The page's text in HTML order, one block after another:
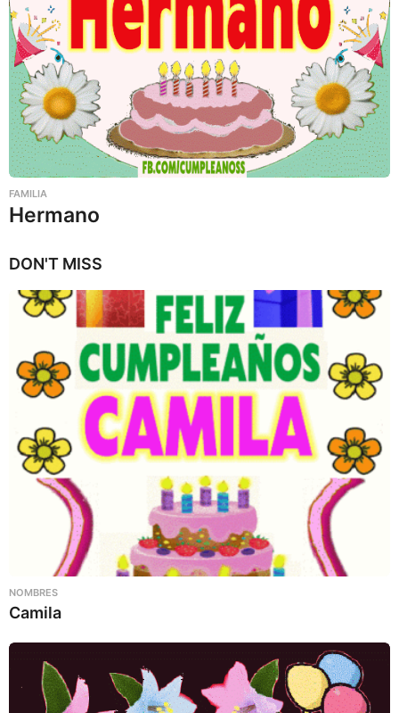
FAMILIA
Hermano
DON'T MISS
NOMBRES
Camila